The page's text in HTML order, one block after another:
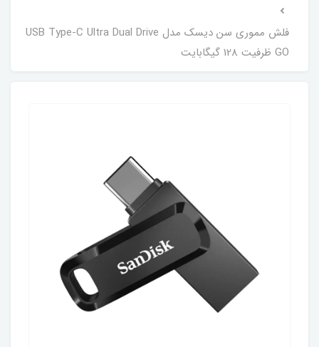
فلش مموری سن دیسک مدل USB Type-C Ultra Dual Drive
GO ظرفیت 128 گیگابایت